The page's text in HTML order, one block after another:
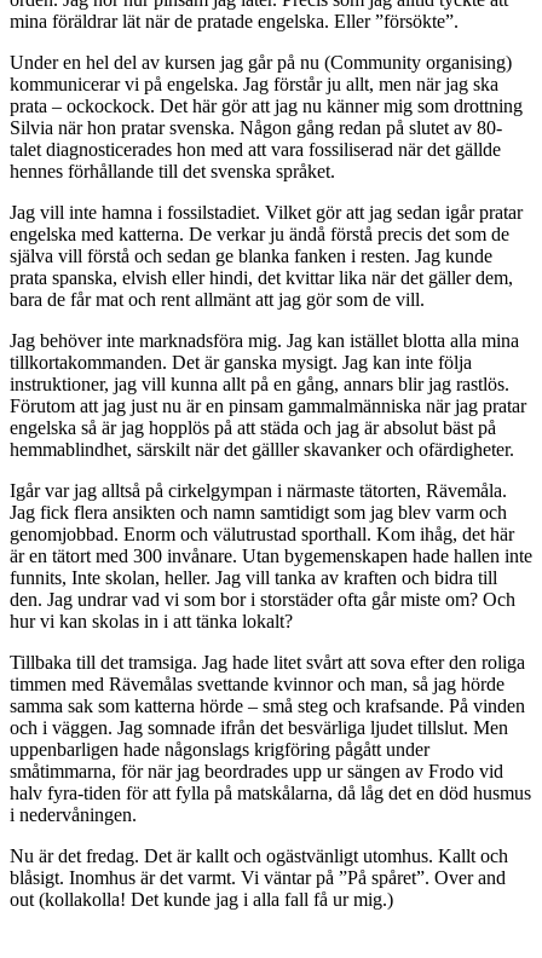
mina föräldrar lät när de pratade engelska. Eller ”försökte”.
Under en hel del av kursen jag går på nu (Community organising)
kommunicerar vi på engelska. Jag förstår ju allt, men när jag ska
prata – ockockock. Det här gör att jag nu känner mig som drottning
Silvia när hon pratar svenska. Någon gång redan på slutet av 80-
talet diagnosticerades hon med att vara fossiliserad när det gällde
hennes förhållande till det svenska språket.
Jag vill inte hamna i fossilstadiet. Vilket gör att jag sedan igår pratar
engelska med katterna. De verkar ju ändå förstå precis det som de
själva vill förstå och sedan ge blanka fanken i resten. Jag kunde
prata spanska, elvish eller hindi, det kvittar lika när det gäller dem,
bara de får mat och rent allmänt att jag gör som de vill.
Jag behöver inte marknadsföra mig. Jag kan istället blotta alla mina
tillkortakommanden. Det är ganska mysigt. Jag kan inte följa
instruktioner, jag vill kunna allt på en gång, annars blir jag rastlös.
Förutom att jag just nu är en pinsam gammalmänniska när jag pratar
engelska så är jag hopplös på att städa och jag är absolut bäst på
hemmablindhet, särskilt när det gälller skavanker och ofärdigheter.
Igår var jag alltså på cirkelgympan i närmaste tätorten, Rävemåla.
Jag fick flera ansikten och namn samtidigt som jag blev varm och
genomjobbad. Enorm och välutrustad sporthall. Kom ihåg, det här
är en tätort med 300 invånare. Utan bygemenskapen hade hallen inte
funnits, Inte skolan, heller. Jag vill tanka av kraften och bidra till
den. Jag undrar vad vi som bor i storstäder ofta går miste om? Och
hur vi kan skolas in i att tänka lokalt?
Tillbaka till det tramsiga. Jag hade litet svårt att sova efter den roliga
timmen med Rävemålas svettande kvinnor och man, så jag hörde
samma sak som katterna hörde – små steg och krafsande. På vinden
och i väggen. Jag somnade ifrån det besvärliga ljudet tillslut. Men
uppenbarligen hade någonslags krigföring pågått under
småtimmarna, för när jag beordrades upp ur sängen av Frodo vid
halv fyra-tiden för att fylla på matskålarna, då låg det en död husmus
i nedervåningen.
Nu är det fredag. Det är kallt och ogästvänligt utomhus. Kallt och
blåsigt. Inomhus är det varmt. Vi väntar på ”På spåret”. Over and
out (kollakolla! Det kunde jag i alla fall få ur mig.)